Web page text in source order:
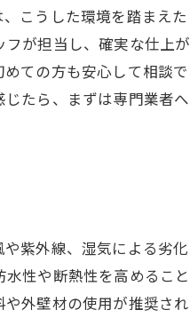
こうした環境を踏まえた
が担当し、確実な仕上が
ての方も安心して相談で
たら、まずは専門業者へ
紫外線、湿気による劣化
性や断熱性を高めること
外壁材の使用が推奨され